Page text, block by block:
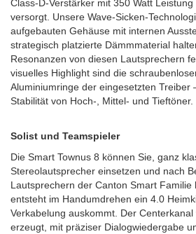
Class-D-Verstärker mit 350 Watt
versorgt. Unsere Wave-Sicken-
aufgebauten Gehäuse mit internen
strategisch platzierte Dämmmaterial
Resonanzen von diesen Lautsprechern
visuelles Highlight sind die
Aluminiumringe der eingesetzten Treiber
Stabilität von Hoch-, Mittel- und Tieftöner.
Solist und Teamspieler
Die Smart Townus 8 können Sie, ganz
Stereolautsprecher einsetzen und nach
Lautsprechern der Canton Smart Familie
entsteht im Handumdrehen ein 4.0
Verkabelung auskommt. Der
erzeugt, mit präziser Dialogwiedergabe